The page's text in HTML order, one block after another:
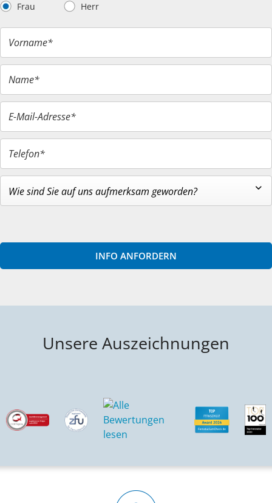
Frau Herr
Vorname*
Name*
E-Mail-Adresse*
Telefon*
Wie sind Sie auf uns aufmerksam geworden?
INFO ANFORDERN
Unsere Auszeichnungen